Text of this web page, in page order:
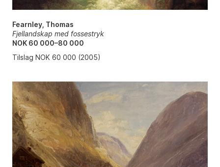
Fearnley, Thomas
Fjellandskap med fossestryk
NOK 60 000–80 000
Tilslag NOK 60 000 (2005)